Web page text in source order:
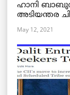
ഹാനി
അടിയന്തര
May 12, 2021